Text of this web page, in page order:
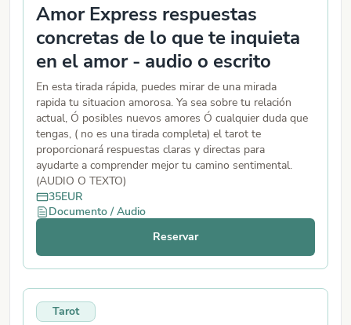
Amor Express respuestas
concretas de lo que te inquieta
en el amor - audio o escrito
En esta tirada rápida, puedes mirar de una mirada
rapida tu situacion amorosa. Ya sea sobre tu relación
actual, Ó posibles nuevos amores Ó cualquier duda que
tengas, ( no es una tirada completa) el tarot te
proporcionará respuestas claras y directas para
ayudarte a comprender mejor tu camino sentimental.
(AUDIO O TEXTO)
35EUR
Documento / Audio
Reservar
Tarot